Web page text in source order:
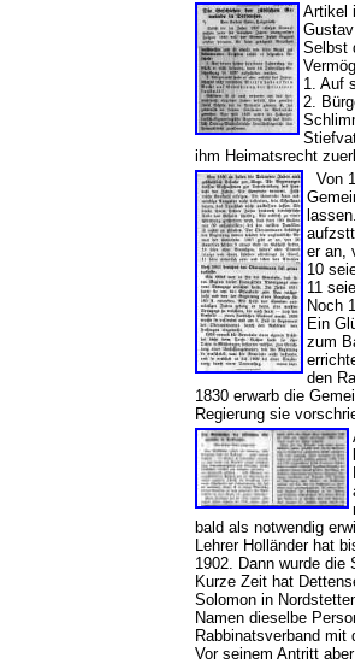
Artikel
Selbst
1. Auf
2.
ihm Heimatsrecht
Von
er an,
10
11
Noch
Ein
zum
den
1830 erwarb die
Regierung sie
bald als notwendig
Lehrer Holländer hat
1902. Dann wurde die
Kurze Zeit hat
Solomon in
Namen dieselbe
Rabbinatsverband
Vor seinem Antritt